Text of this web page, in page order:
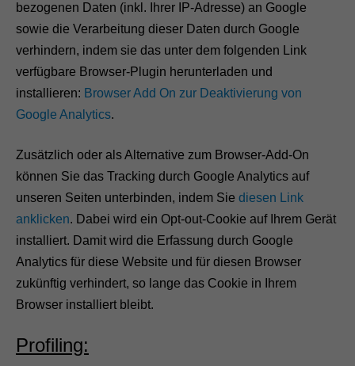
bezogenen Daten (inkl. Ihrer IP-Adresse) an Google
sowie die Verarbeitung dieser Daten durch Google
verhindern, indem sie das unter dem folgenden Link
verfügbare Browser-Plugin herunterladen und
installieren: Browser Add On zur Deaktivierung von
Google Analytics.
Zusätzlich oder als Alternative zum Browser-Add-On
können Sie das Tracking durch Google Analytics auf
unseren Seiten unterbinden, indem Sie diesen Link
anklicken. Dabei wird ein Opt-out-Cookie auf Ihrem Gerät
installiert. Damit wird die Erfassung durch Google
Analytics für diese Website und für diesen Browser
zukünftig verhindert, so lange das Cookie in Ihrem
Browser installiert bleibt.
Profiling: